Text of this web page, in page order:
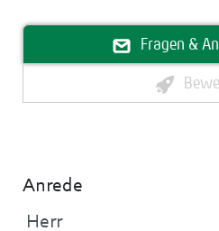
Fragen &
Anrede